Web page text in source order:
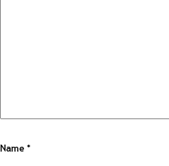
Name*